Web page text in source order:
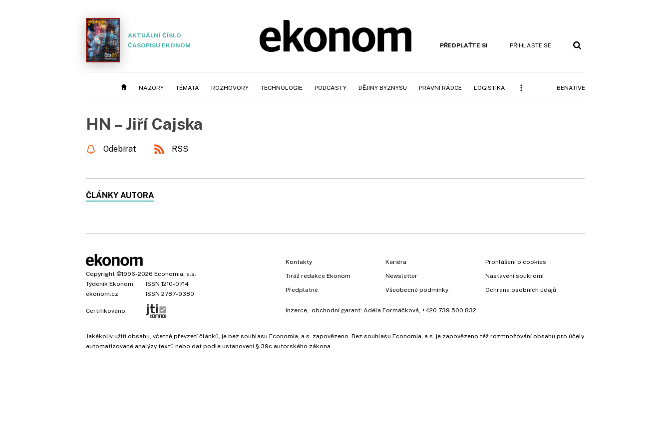
AKTUÁLNÍ ČÍSLO
ČASOPISU EKONOM
PŘEDPLAŤTE SI PŘIHLASTE SE
NÁZORY TÉMATA ROZHOVORY TECHNOLOGIE PODCASTY DĚJINY BYZNYSU PRÁVNÍ RÁDCE LOGISTIKA BENATIVE
HN – Jiří Cajska
Odebírat RSS
ČLÁNKY AUTORA
Copyright ©1996-2026 Economia, a.s.
Týdeník Ekonom
ISSN 1210-0714
ekonom.cz
ISSN 2787-9380
Certifikováno:
Kontakty
Tiráž redakce Ekonom
Předplatné
Kariéra
Newsletter
Všeobecné podmínky
Prohlášení o cookies
Nastavení soukromí
Ochrana osobních údajů
Inzerce , obchodní garant: Adéla Formáčková +420 739 500 832
Jakékoliv užití obsahu, včetně převzetí článků, je bez souhlasu Economia, a.s. zapovězeno. Bez souhlasu Economia, a.s. je zapovězeno též rozmnožování obsahu pro účely
automatizované analýzy textů nebo dat podle ustanovení § 39c autorského zákona.